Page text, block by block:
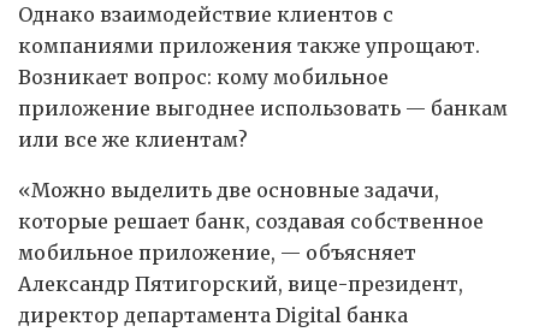
Однако взаимодействие клиентов с
компаниями приложения также упрощают.
Возникает вопрос: кому мобильное
приложение выгоднее использовать — банкам
или все же клиентам?
«Можно выделить две основные задачи,
которые решает банк, создавая собственное
мобильное приложение, — объясняет
Александр Пятигорский, вице-президент,
директор департамента Digital банка